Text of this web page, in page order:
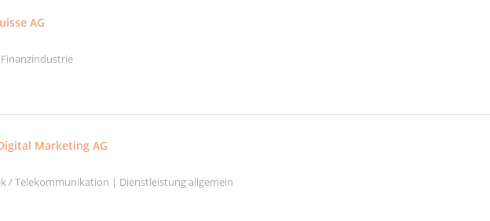
AG
Marketing AG
/ Telekommunikation | Dienstleistung allgemein